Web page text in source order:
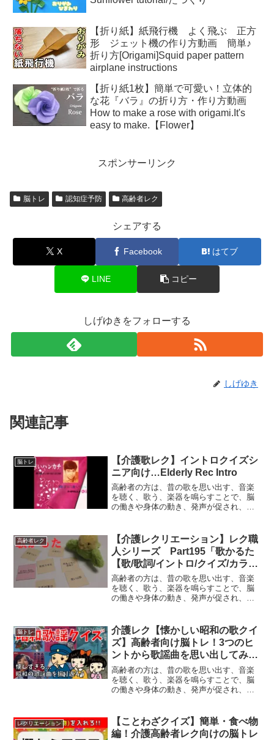
【折り紙】紙飛行機 よく飛ぶ 正方
形 ジェット機の作り方動画 簡単♪
折り方[Origami]Squid paper pattern
airplane instructions
【折り紙1枚】簡単で可愛い！立体的
な花『バラ』の折り方・作り方動画
How to make a rose with origami.It's
easy to make.【Flower】
スポンサーリンク
脳トレ 認知症予防 高齢者レク
シェアする
X Facebook はてブ
LINE コピー
しげゆきをフォローする
しげゆき
関連記事
脳トレ
【介護歌レク】イントロクイズシ
ニア向け…Elderly Rec Intro
高齢者の方は、昔の歌を思い出す、音楽
を聴く、歌う、楽器を鳴らすことで、脳
の働きや身体の動き、発声が促され、感
体を揺らしたりすることがみられます。
イントロクイズシニア向け...
高齢者レク
【介護レクリエーション】レク職
人シリーズ Part195「歌かるた
【歌/歌詞/イントロ/クイズ/カラオ
ケ/脳トレ】」Elderly Rec Intro
高齢者の方は、昔の歌を思い出す、音楽
を聴く、歌う、楽器を鳴らすことで、脳
の働きや身体の動き、発声が促され、感
体を揺らしたりすることがみられます。
会話と歌うことは口腔機能...
脳トレ
介護レク【懐かしい昭和の歌クイ
ズ】高齢者向け脳トレ！3つのヒ
ントから歌謡曲を思い出してみよ
う【全15問】Elderly Rec Intro
高齢者の方は、昔の歌を思い出す、音楽
を聴く、歌う、楽器を鳴らすことで、脳
の働きや身体の動き、発声が促され、感
体を揺らしたりすることがみられます。
今回は、懐かしい昭和時代...
レクリエーション
【ことわざクイズ】簡単・食べ物
編！介護高齢者レク向けの脳トレ